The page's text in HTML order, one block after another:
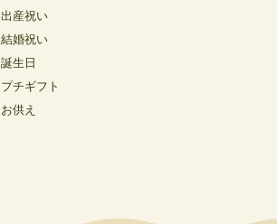
出産祝い
結婚祝い
誕生日
プチギフト
お供え